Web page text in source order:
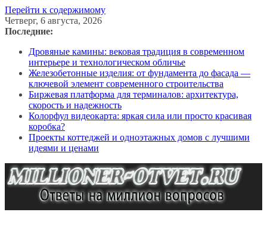
Перейти к содержимому
Четверг, 6 августа, 2026
Последние:
Дровяные камины: вековая традиция в современном
интерьере и технологическом обличье
Железобетонные изделия: от фундамента до фасада —
ключевой элемент современного строительства
Биржевая платформа для терминалов: архитектура,
скорость и надежность
Колорфул видеокарта: яркая сила или просто красивая
коробка?
Проекты коттеджей и одноэтажных домов с лучшими
идеями и ценами